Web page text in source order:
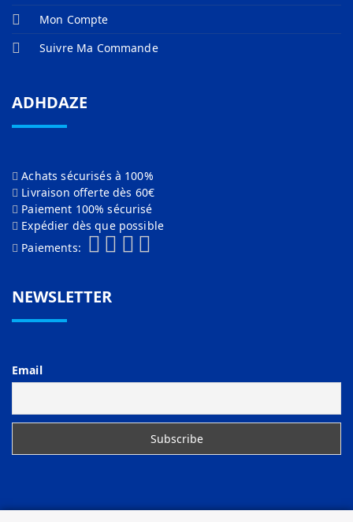
Mon Compte
Suivre Ma Commande
ADHDAZE
Achats sécurisés à 100%
Livraison offerte dès 60€
Paiement 100% sécurisé
Expédier dès que possible
Paiements:
NEWSLETTER
Email